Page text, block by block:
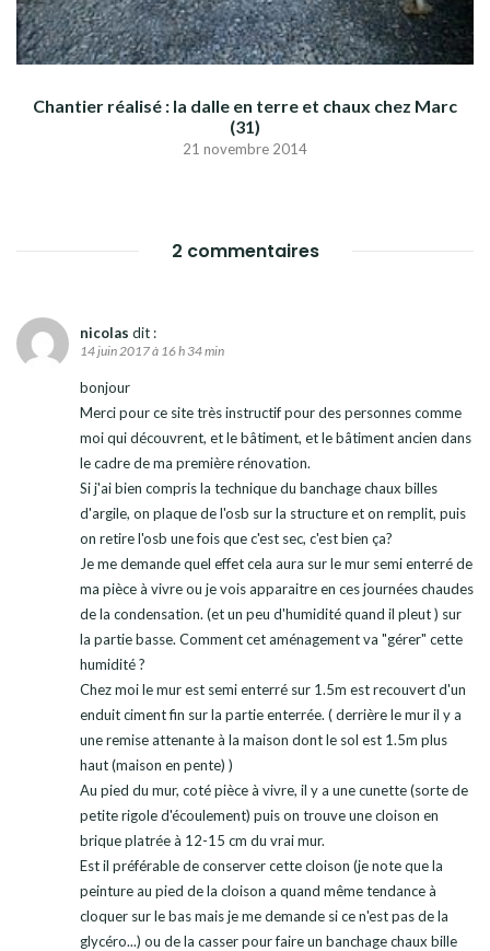
Chantier réalisé : la dalle en terre et chaux chez Marc
(31)
21 novembre 2014
2 commentaires
nicolas dit :
14 juin 2017 à 16 h 34 min
bonjour
Merci pour ce site très instructif pour des personnes comme
moi qui découvrent, et le bâtiment, et le bâtiment ancien dans
le cadre de ma première rénovation.
Si j'ai bien compris la technique du banchage chaux billes
d'argile, on plaque de l'osb sur la structure et on remplit, puis
on retire l'osb une fois que c'est sec, c'est bien ça?
Je me demande quel effet cela aura sur le mur semi enterré de
ma pièce à vivre ou je vois apparaitre en ces journées chaudes
de la condensation. (et un peu d'humidité quand il pleut ) sur
la partie basse. Comment cet aménagement va "gérer" cette
humidité ?
Chez moi le mur est semi enterré sur 1.5m est recouvert d'un
enduit ciment fin sur la partie enterrée. ( derrière le mur il y a
une remise attenante à la maison dont le sol est 1.5m plus
haut (maison en pente) )
Au pied du mur, coté pièce à vivre, il y a une cunette (sorte de
petite rigole d'écoulement) puis on trouve une cloison en
brique platrée à 12-15 cm du vrai mur.
Est il préférable de conserver cette cloison (je note que la
peinture au pied de la cloison a quand même tendance à
cloquer sur le bas mais je me demande si ce n'est pas de la
glycéro...) ou de la casser pour faire un banchage chaux bille